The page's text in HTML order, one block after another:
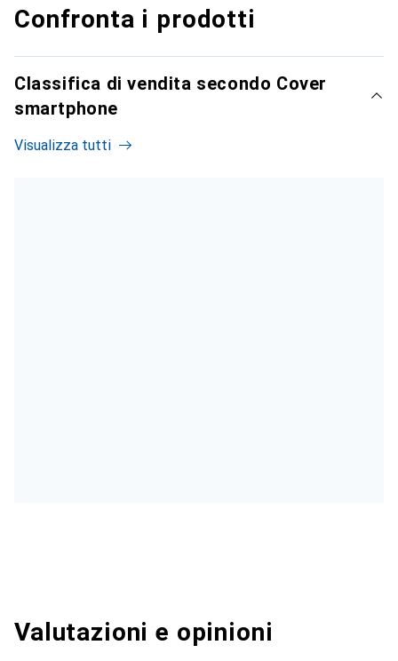
Confronta i prodotti
Classifica di vendita secondo Cover
smartphone
Visualizza tutti
Valutazioni e opinioni